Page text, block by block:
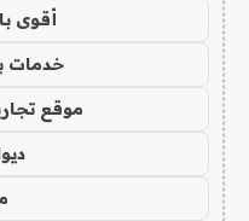
أقوى
خدمات با
موقع